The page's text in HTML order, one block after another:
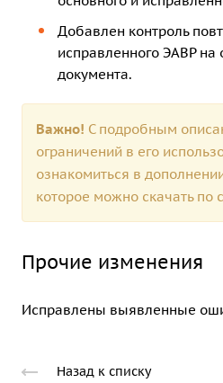
Добавлен контроль
исправленного ЭАВР на
документа.
Важно! С подробным
ограничений в его
ознакомиться в
которое можно скачать по
Прочие изменения
Исправлены выявленные
Назад к списку